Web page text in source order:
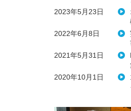
2023年5月23日
2022年6月8日
2021年5月31日
2020年10月1日